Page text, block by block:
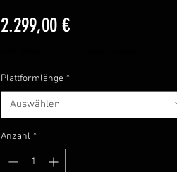
2.299,00 €Preis
Plattformlänge *
Auswählen
Anzahl *